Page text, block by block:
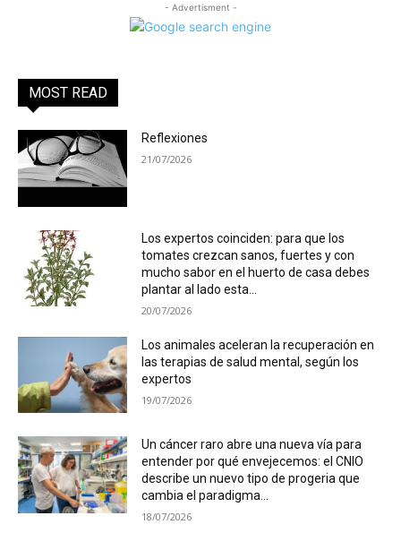
- Advertisment -
MOST READ
Reflexiones
21/07/2026
Los expertos coinciden: para que los
tomates crezcan sanos, fuertes y con
mucho sabor en el huerto de casa debes
plantar al lado esta...
20/07/2026
Los animales aceleran la recuperación en
las terapias de salud mental, según los
expertos
19/07/2026
Un cáncer raro abre una nueva vía para
entender por qué envejecemos: el CNIO
describe un nuevo tipo de progeria que
cambia el paradigma...
18/07/2026